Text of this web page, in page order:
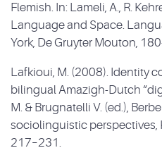
Flemish. In: Lameli, A., R.
Language and Space.
York, De Gruyter Mouton,
Lafkioui, M. (2008). Identity
bilingual Amazigh-Dutch
M. & Brugnatelli V. (ed.),
sociolinguistic perspectives,
217–231.